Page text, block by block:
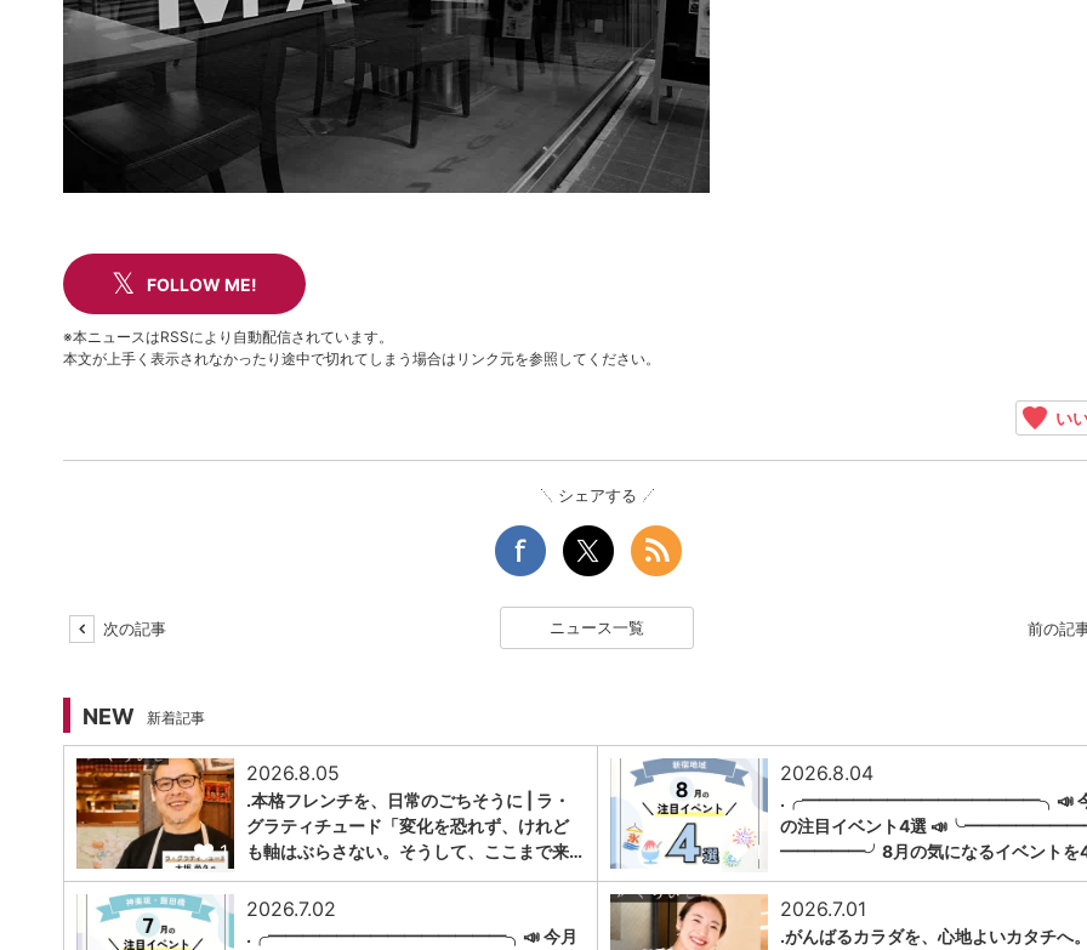
FOLLOW ME!
※本ニュースはRSSにより自動配信されています。
本文が上手く表示されなかったり途中で切れてしまう場合はリンク元を参照してください。
い
シェアする
次の記事 ニュース一覧 前の記
NEW 新着記事
1
2026.8.05
.本格フレンチを、日常のごちそうに | ラ・
グラティチュード「変化を恐れず、けれど
も軸はぶらさない。そうして、ここまで来…
1
2026.8.04
.╭━━━━━━━━━━━━━━╮📣 今
の注目イベント4選
━━━━━╯8月の気になるイベントを
2026.7.02
.╭━━━━━━━━━━━━━━╮📣 今月
2026.7.01
.がんばるカラダを、心地よいカタチへ。